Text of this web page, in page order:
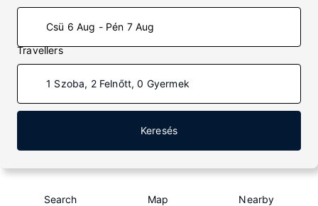
Csü 6 Aug - Pén 7 Aug
Travellers
1 Szoba, 2 Felnőtt, 0 Gyermek
Keresés
Search Map Nearby